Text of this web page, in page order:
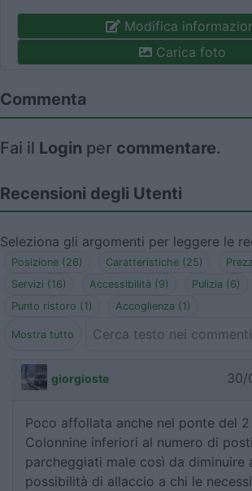
Modifica
Carica foto
Commenta
Fai il Login per commentare.
Recensioni degli Utenti
Seleziona gli argomenti per leggere le
Posizione (26) Caratteristiche (25)
Servizi (16)
Accessibilità (9) Pulizia (6)
Punto ristoro (1)
Accoglienza (1)
Mostra tutto
giorgioste 30/
Poco affollata anche nel ponte del
Colonnine inferiori al numero di
parcheggiati male così da diminuire
possibilità di allaccio a chi le